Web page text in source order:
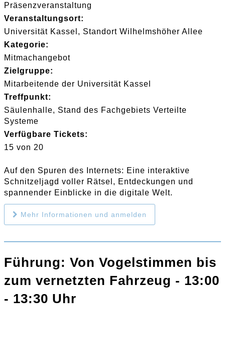
Präsenzveranstaltung
Veranstaltungsort:
Universität Kassel, Standort Wilhelmshöher Allee
Kategorie:
Mitmachangebot
Zielgruppe:
Mitarbeitende der Universität Kassel
Treffpunkt:
Säulenhalle, Stand des Fachgebiets Verteilte
Systeme
Verfügbare Tickets:
15 von 20
Auf den Spuren des Internets: Eine interaktive
Schnitzeljagd voller Rätsel, Entdeckungen und
spannender Einblicke in die digitale Welt.
Mehr Informationen und anmelden
Führung: Von Vogelstimmen bis
zum vernetzten Fahrzeug - 13:00
- 13:30 Uhr